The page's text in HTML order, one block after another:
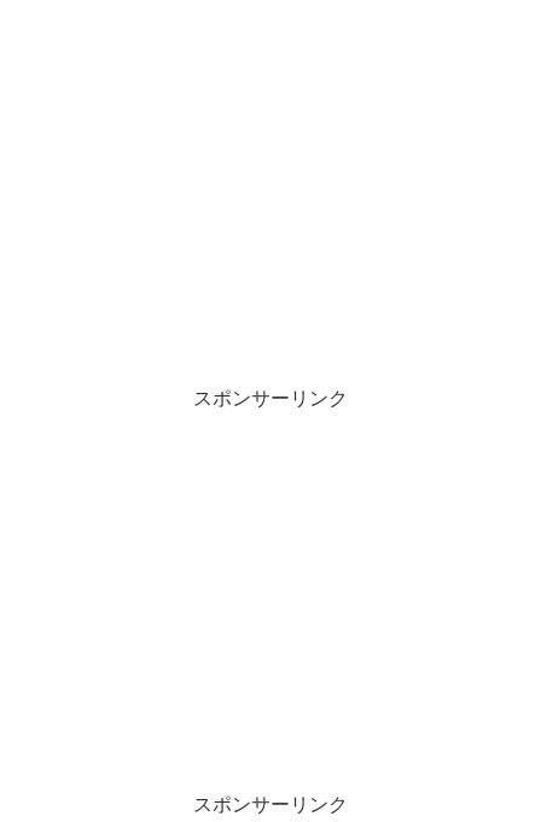
スポンサーリンク
スポンサーリンク